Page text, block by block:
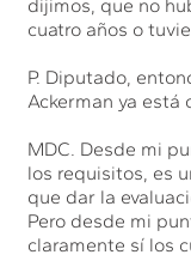
dijimos, que no
cuatro años o
P. Diputado,
Ackerman ya está
MDC. Desde mi
los requisitos, es
que dar la
Pero desde mi
claramente sí los